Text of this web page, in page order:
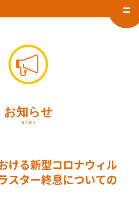
お知らせ
NEWS
ける新型コロナウィル
スター終息についての